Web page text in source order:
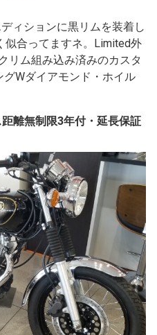
ィションに黒リムを装着し
似合ってますネ。Limited外
リム組み込み済みのカスタ
Wダイアモンド・ホイル
離無制限3年付・延長保証